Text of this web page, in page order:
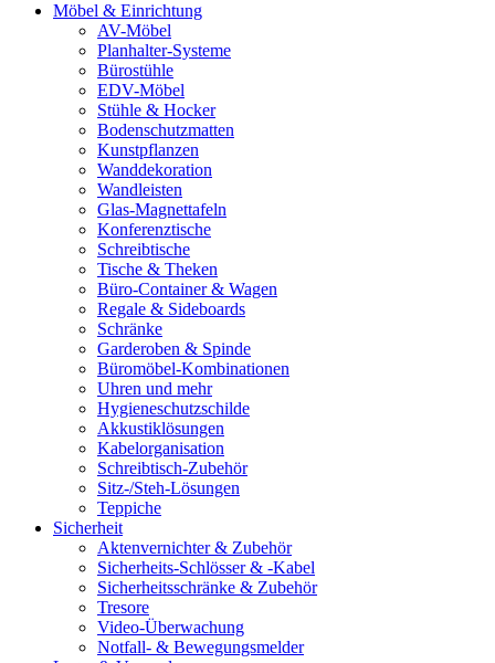
Möbel & Einrichtung
AV-Möbel
Planhalter-Systeme
Bürostühle
EDV-Möbel
Stühle & Hocker
Bodenschutzmatten
Kunstpflanzen
Wanddekoration
Wandleisten
Glas-Magnettafeln
Konferenztische
Schreibtische
Tische & Theken
Büro-Container & Wagen
Regale & Sideboards
Schränke
Garderoben & Spinde
Büromöbel-Kombinationen
Uhren und mehr
Hygieneschutzschilde
Akkustiklösungen
Kabelorganisation
Schreibtisch-Zubehör
Sitz-/Steh-Lösungen
Teppiche
Sicherheit
Aktenvernichter & Zubehör
Sicherheits-Schlösser & -Kabel
Sicherheitsschränke & Zubehör
Tresore
Video-Überwachung
Notfall- & Bewegungsmelder